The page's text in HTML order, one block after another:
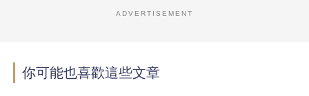
ADVERTISEMENT
你可能也喜歡這些文章